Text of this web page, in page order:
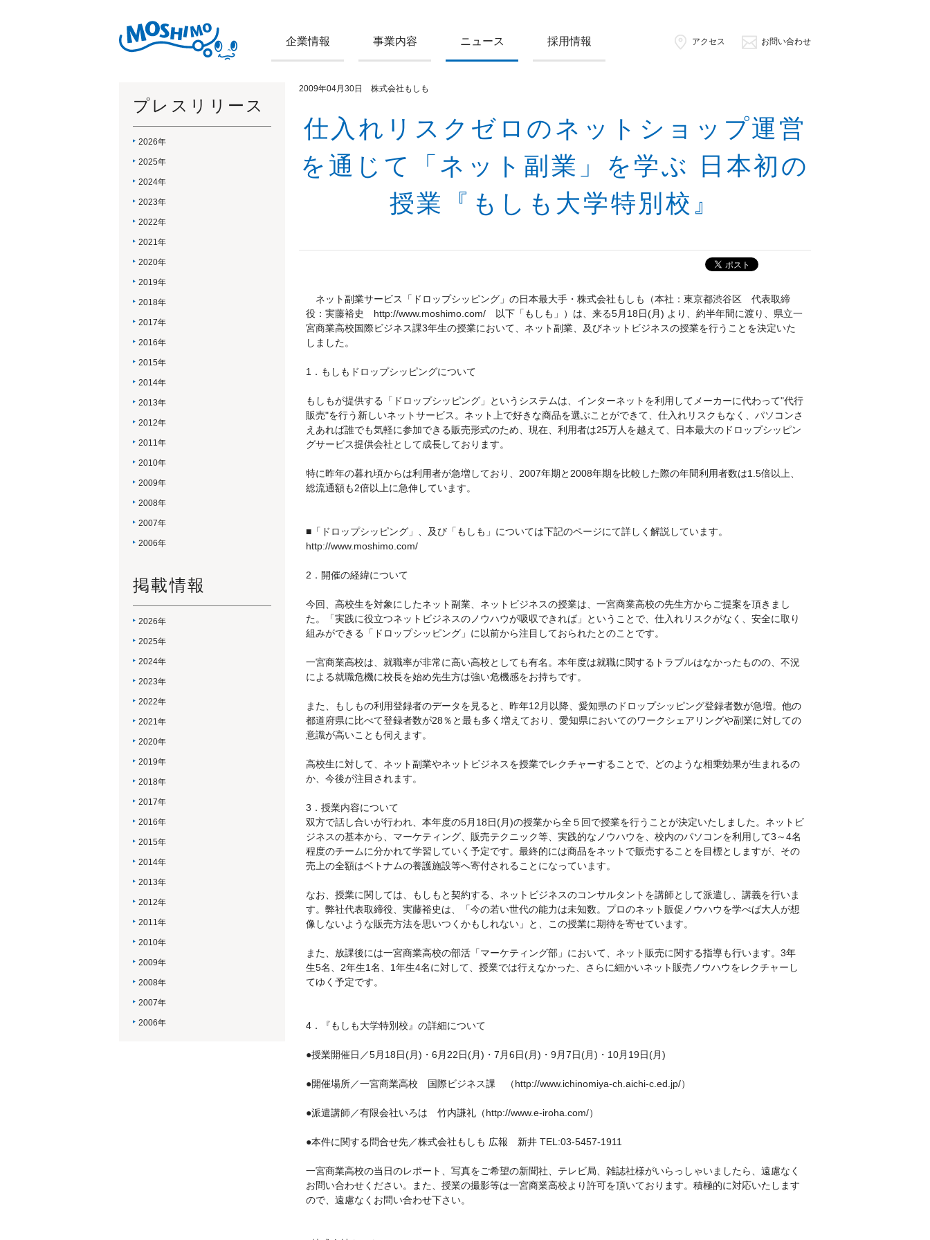
企業情報 事業内容 ニュース 採用情報 アクセス お問い合わせ
仕入れリスクゼロのネットショップ運営
を通じて「ネット副業」を学ぶ 日本初の
授業『もしも大学特別校』
2009年04月30日 株式会社もしも
ネット副業サービス「ドロップシッピング」の日本最大手・株式会社もしも（本社：東京都渋谷区 代表取締
役：実藤裕史 http://www.moshimo.com/ 以下「もしも」）は、来る5月18日(月) より、約半年間に渡り、県立一
宮商業高校国際ビジネス課3年生の授業において、ネット副業、及びネットビジネスの授業を行うことを決定いた
しました。
1．もしもドロップシッピングについて
もしもが提供する「ドロップシッピング」というシステムは、インターネットを利用してメーカーに代わって"代行
販売"を行う新しいネットサービス。ネット上で好きな商品を選ぶことができて、仕入れリスクもなく、パソコンさ
えあれば誰でも気軽に参加できる販売形式のため、現在、利用者は25万人を越えて、日本最大のドロップシッピン
グサービス提供会社として成長しております。
特に昨年の暮れ頃からは利用者が急増しており、2007年期と2008年期を比較した際の年間利用者数は1.5倍以上、
総流通額も2倍以上に急伸しています。
■「ドロップシッピング」、及び「もしも」については下記のページにて詳しく解説しています。
http://www.moshimo.com/
2．開催の経緯について
今回、高校生を対象にしたネット副業、ネットビジネスの授業は、一宮商業高校の先生方からご提案を頂きまし
た。「実践に役立つネットビジネスのノウハウが吸収できれば」ということで、仕入れリスクがなく、安全に取り
組みができる「ドロップシッピング」に以前から注目しておられたとのことです。
一宮商業高校は、就職率が非常に高い高校としても有名。本年度は就職に関するトラブルはなかったものの、不況
による就職危機に校長を始め先生方は強い危機感をお持ちです。
また、もしもの利用登録者のデータを見ると、昨年12月以降、愛知県のドロップシッピング登録者数が急増。他の
都道府県に比べて登録者数が28％と最も多く増えており、愛知県においてのワークシェアリングや副業に対しての
意識が高いことも伺えます。
高校生に対して、ネット副業やネットビジネスを授業でレクチャーすることで、どのような相乗効果が生まれるの
か、今後が注目されます。
3．授業内容について
双方で話し合いが行われ、本年度の5月18日(月)の授業から全５回で授業を行うことが決定いたしました。ネットビ
ジネスの基本から、マーケティング、販売テクニック等、実践的なノウハウを、校内のパソコンを利用して3～4名
程度のチームに分かれて学習していく予定です。最終的には商品をネットで販売することを目標としますが、その
売上の全額はベトナムの養護施設等へ寄付されることになっています。
なお、授業に関しては、もしもと契約する、ネットビジネスのコンサルタントを講師として派遣し、講義を行いま
す。弊社代表取締役、実藤裕史は、「今の若い世代の能力は未知数。プロのネット販促ノウハウを学べば大人が想
像しないような販売方法を思いつくかもしれない」と、この授業に期待を寄せています。
また、放課後には一宮商業高校の部活「マーケティング部」において、ネット販売に関する指導も行います。3年
生5名、2年生1名、1年生4名に対して、授業では行えなかった、さらに細かいネット販売ノウハウをレクチャーし
てゆく予定です。
4．『もしも大学特別校』の詳細について
●授業開催日／5月18日(月)・6月22日(月)・7月6日(月)・9月7日(月)・10月19日(月)
●開催場所／一宮商業高校 国際ビジネス課 （http://www.ichinomiya-ch.aichi-c.ed.jp/）
●派遣講師／有限会社いろは 竹内謙礼（http://www.e-iroha.com/）
●本件に関する問合せ先／株式会社もしも 広報 新井 TEL:03-5457-1911
一宮商業高校の当日のレポート、写真をご希望の新聞社、テレビ局、雑誌社様がいらっしゃいましたら、遠慮なく
お問い合わせください。また、授業の撮影等は一宮商業高校より許可を頂いております。積極的に対応いたします
ので、遠慮なくお問い合わせ下さい。
プレスリリース
2026年
2025年
2024年
2023年
2022年
2021年
2020年
2019年
2018年
2017年
2016年
2015年
2014年
2013年
2012年
2011年
2010年
2009年
2008年
2007年
2006年
掲載情報
2026年
2025年
2024年
2023年
2022年
2021年
2020年
2019年
2018年
2017年
2016年
2015年
2014年
2013年
2012年
2011年
2010年
2009年
2008年
2007年
2006年